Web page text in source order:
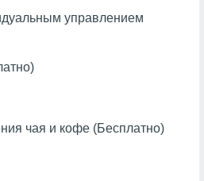
управлением
чая и кофе (Бесплатно)